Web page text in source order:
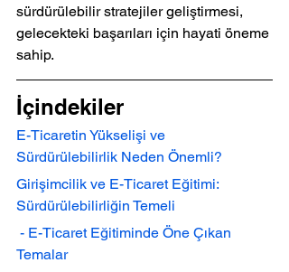
sürdürülebilir stratejiler geliştirmesi,
gelecekteki başarıları için hayati öneme
sahip.
İçindekiler
E-Ticaretin Yükselişi ve
Sürdürülebilirlik Neden Önemli?
Girişimcilik ve E-Ticaret Eğitimi:
Sürdürülebilirliğin Temeli
Temalar